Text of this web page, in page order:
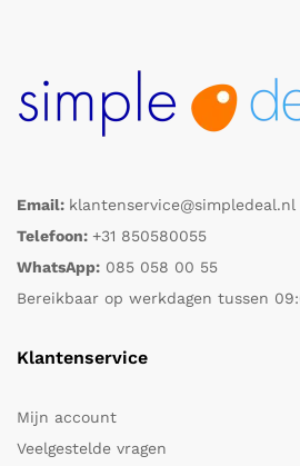
Email: klantenservice@simpledeal.nl
Telefoon: +31 850580055
WhatsApp: 085 058 00 55
Bereikbaar op werkdagen tussen
Klantenservice
Mijn account
Veelgestelde vragen